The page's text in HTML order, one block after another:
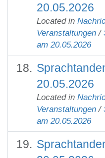
20.05.2026
Located in
Veranstaltungen /
am 20.05.2026
20.05.2026
Located in
Veranstaltungen /
am 20.05.2026